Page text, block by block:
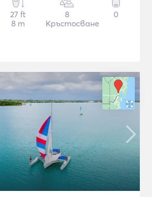
27 ft
8 m
8
Кръстосване
0